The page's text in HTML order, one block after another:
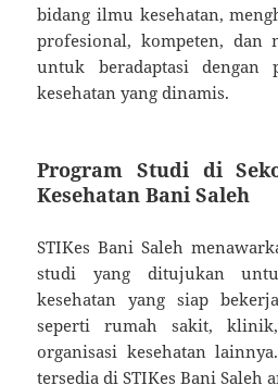
bidang ilmu kesehatan,
profesional, kompeten, dan
untuk beradaptasi dengan
kesehatan yang dinamis.
Program Studi di
Kesehatan Bani Saleh
STIKes Bani Saleh
studi yang ditujukan
kesehatan yang siap
seperti rumah sakit, klinik,
organisasi kesehatan
tersedia di STIKes Bani Saleh